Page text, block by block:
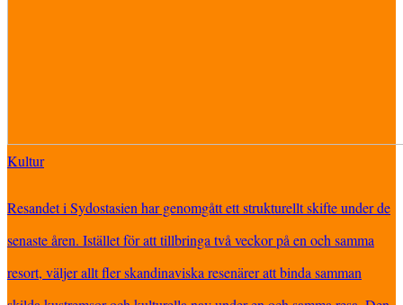
Kultur
Resandet i Sydostasien har genomgått ett strukturellt skifte under de
senaste åren. Istället för att tillbringa två veckor på en och samma
resort, väljer allt fler skandinaviska resenärer att binda samman